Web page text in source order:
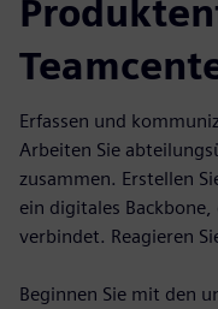
Erfassen und
Arbeiten Sie
zusammen. Erstellen
ein digitales
verbindet. Reagieren
Beginnen Sie mit den